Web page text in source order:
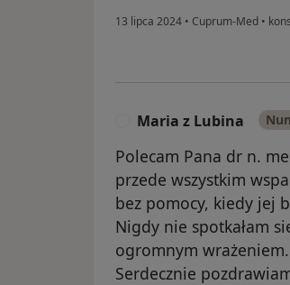
13 lipca 2024 • Cuprum-Med •
Maria z Lubina
Polecam Pana dr n.
przede wszystkim
bez pomocy, kiedy jej
Nigdy nie spotkałam
ogromnym
Serdecznie